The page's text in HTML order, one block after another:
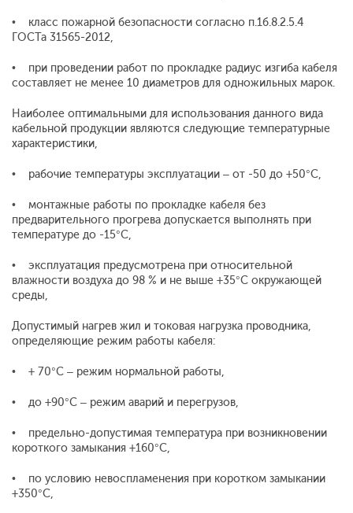
• класс пожарной безопасности согласно п.1б.8.2.5.4
ГОСТа 31565-2012,
• при проведении работ по прокладке радиус изгиба кабеля
составляет не менее 10 диаметров для одножильных марок.
Наиболее оптимальными для использования данного вида
кабельной продукции являются следующие температурные
характеристики,
• рабочие температуры эксплуатации – от -50 до +50°С,
• монтажные работы по прокладке кабеля без
предварительного прогрева допускается выполнять при
температуре до -15°С,
• эксплуатация предусмотрена при относительной
влажности воздуха до 98 % и не выше +35°С окружающей
среды,
Допустимый нагрев жил и токовая нагрузка проводника,
определяющие режим работы кабеля:
• + 70°С – режим нормальной работы,
• до +90°С – режим аварий и перегрузов,
• предельно-допустимая температура при возникновении
короткого замыкания +160°С,
• по условию невоспламенения при коротком замыкании
+350°С,